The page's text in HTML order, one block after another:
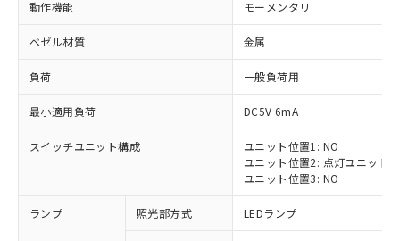
動作機能 モーメンタリ
ベゼル材質 金属
負荷 一般負荷用
最小適用負荷 DC5V 6mA
スイッチユニット構成
ユニット位置1: NO
ユニット位置2: 点灯ユニット
ユニット位置3: NO
ランプ 照光部方式 LEDランプ